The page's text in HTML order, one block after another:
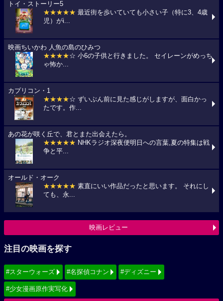
トイ・ストーリー5
★★★★★ 最近街を歩いていても小さい子（特に3、4歳
児）がi...
映画ちいかわ 人魚の島のひみつ
★★★★☆ 小6の子供と行きました。 セイレーンがめっち
ゃ怖か...
カプリコン・1
★★★★☆ ずいぶん前に見た感じがしますが、面白かっ
たです。作...
あの花が咲く丘で、君とまた出会えたら。
★★★★★ NHKラジオ深夜便明日への言葉,夏の特集は戦
争と平...
オールド・オーク
★★★★★ 素直にいい作品だったと思います。 それにし
ても、永...
映画レビュー
注目の映画を探す
#スターウォーズ #名探偵コナン #ディズニー
#少女漫画原作実写化